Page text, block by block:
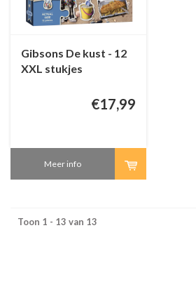
Gibsons De kust - 12
XXL stukjes
€17,99
Meer info
Toon 1 - 13 van 13